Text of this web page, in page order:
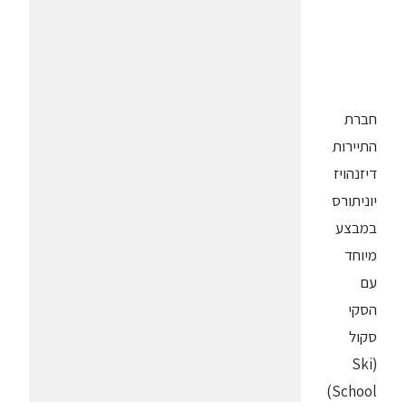
חברת
התיירות
דיזנהויז
יוניתורס
במבצע
מיוחד
עם
הסקי
סקול
(Ski
School)